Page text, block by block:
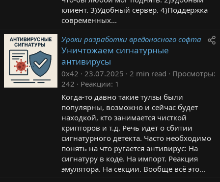
клиент. 3)Удобный сервер. 4)Поддержка
современных...
Уроки разработки вредоносного софта
Уничтожаем сигнатурные
антивирусы
0x42 23.07.2025 2 min read
Просмотры
242
Реакции 1
Когда-то давно такие тулзы были
популярны, возможно и сейчас будет
находкой, кто занимается чисткой
крипторов и т.д. Речь идет о сбитии
сигнатурного детекта. Часто необходимо
понять на что ругается антивирус: На
сигнатуру в коде. На импорт. Реакция
эмулятора. На секции. Вообще всё это...